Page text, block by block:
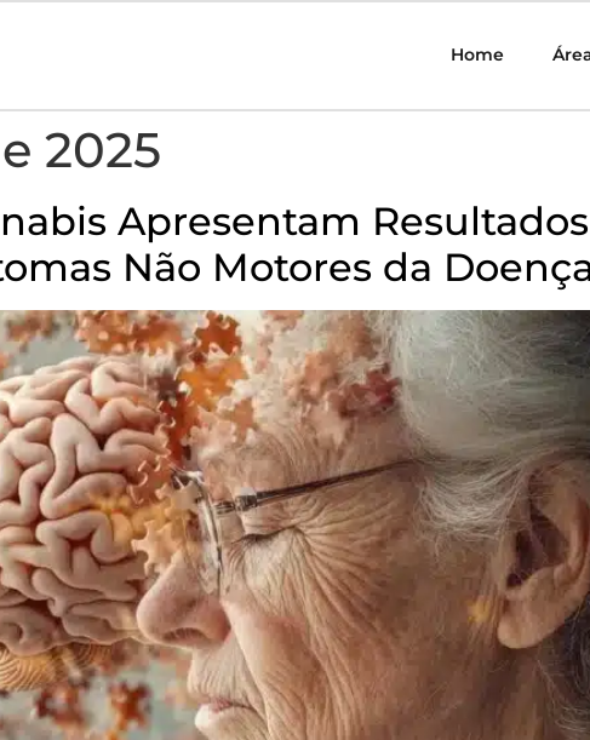
Home
2025
Apresentam
Não Motores da